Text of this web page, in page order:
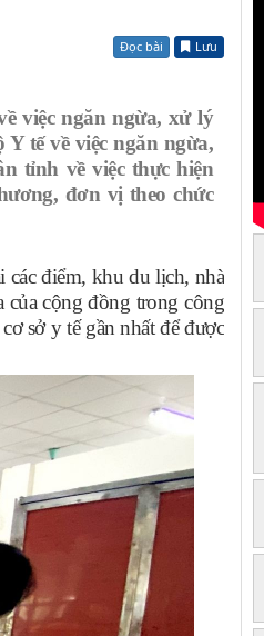
Đọc bài Lưu
việc ngăn ngừa, xử lý
tế về việc ngăn ngừa,
tỉnh về việc thực hiện
đơn vị theo chức
các điểm, khu du lịch, nhà
cộng đồng trong công
sở y tế gần nhất để được